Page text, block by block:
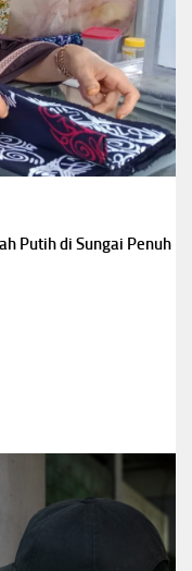
Putih di Sungai Penuh